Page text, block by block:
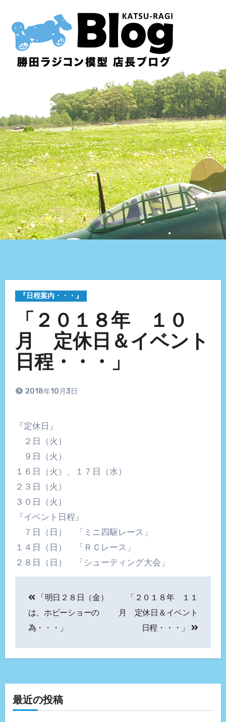
『日程案内・・・』
「２０１８年 １０
月 定休日＆イベント
日程・・・」
2018年10月3日
『定休日』
２日（火）
９日（火）
１６日（火）、１７日（水）
２３日（火）
３０日（火）
『イベント日程』
７日（日） 「ミニ四駆レース」
１４日（日） 「ＲＣレース」
２８日（日） 「シューティング大会」
稿
ナ
ビ
シ
「明日２８日（金）
は、ホビーショーの
為・・・」
「２０１８年 １１
月 定休日＆イベント
日程・・・」
最近の投稿